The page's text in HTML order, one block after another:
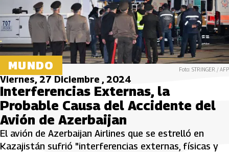
MUNDO Foto: STRINGER / AFP
Viernes, 27 Diciembre , 2024
Interferencias Externas, la
Probable Causa del Accidente del
Avión de Azerbaijan
El avión de Azerbaijan Airlines que se estrelló en
Kazajistán sufrió "interferencias externas, físicas y